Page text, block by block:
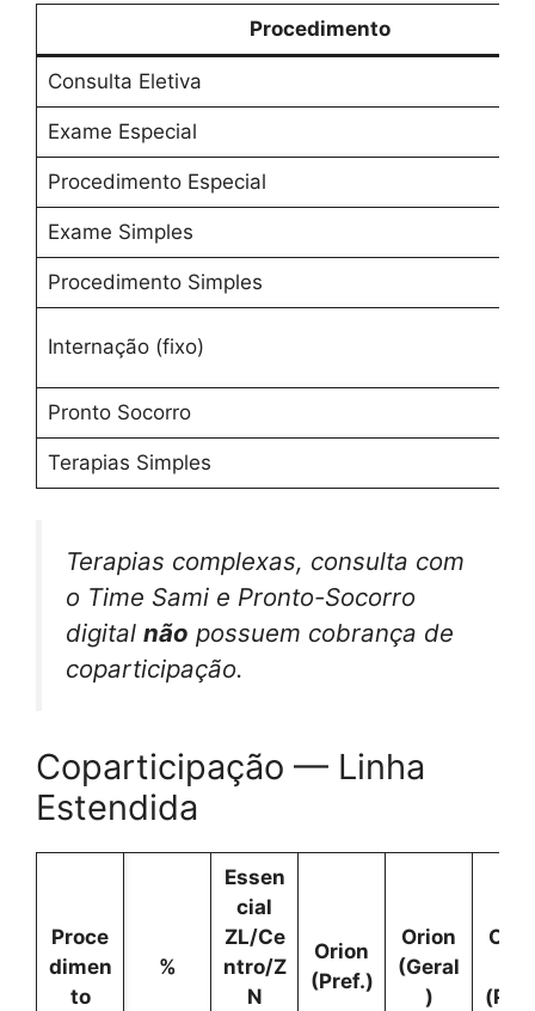
Procedimento
Consulta Eletiva
Exame Especial
Procedimento Especial
Exame Simples
Procedimento Simples
Internação (fixo)
Pronto Socorro
Terapias Simples
Terapias complexas, consulta com
o Time Sami e Pronto-Socorro
digital não possuem cobrança de
coparticipação.
Coparticipação — Linha
Estendida
Proce
dimen
to
%
Essen
cial
ZL/Ce
ntro/Z
N
Orion
(Pref.)
Orion
(Geral
)